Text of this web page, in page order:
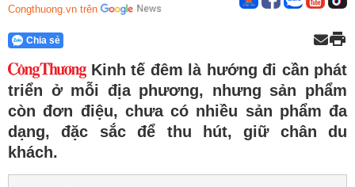
Congthuong.vn trên
Chia sẻ
Kinh tế đêm là hướng đi cần phát
triển ở mỗi địa phương, nhưng sản phẩm
còn đơn điệu, chưa có nhiều sản phẩm đa
dạng, đặc sắc để thu hút, giữ chân du
khách.